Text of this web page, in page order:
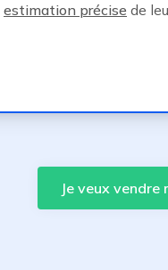
estimation précise de
Je veux vendre